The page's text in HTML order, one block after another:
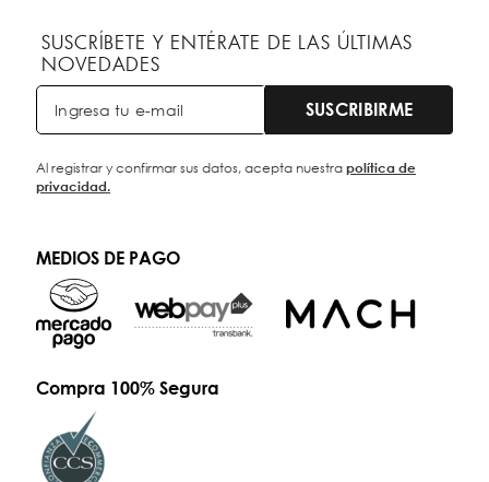
SUSCRÍBETE Y ENTÉRATE DE LAS ÚLTIMAS
NOVEDADES
SUSCRIBIRME
Al registrar y confirmar sus datos, acepta nuestrapolítica de
privacidad.
MEDIOS DE PAGO
Compra 100% Segura